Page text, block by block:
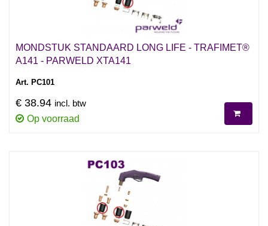
MONDSTUK STANDAARD LONG LIFE - TRAFIMET®
A141 - PARWELD XTA141
Art. PC101
€ 38.94 incl. btw
Op voorraad